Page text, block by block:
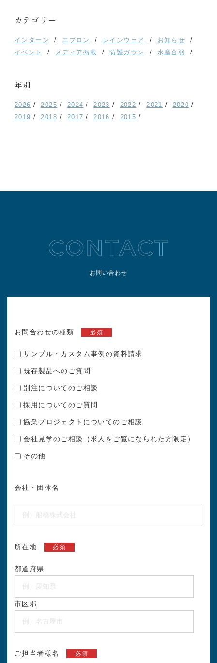
カテゴリー
インターン エプロン レインウェア
お知らせ
イベント
メディア掲載 防護ガウン 水産合羽
年別
2026 2025 2024 2023 2022 2021
2020
2019
2018 2017 2016 2015
お問い合わせ
お問合わせの種類 必須
サンプル・カスタム事例の資料請求
既存製品へのご質問
別注についてのご相談
採用についてのご質問
協業プロジェクトについてのご相談
会社見学のご相談（求人をご覧になられた方限定）
その他
会社・団体名
所在地 必須
都道府県
市区郡
ご担当者様名 必須